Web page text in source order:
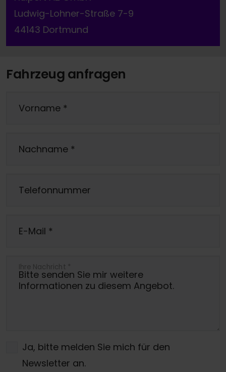
Ludwig-Lohner-Straße 7-9
44143 Dortmund
Fahrzeug anfragen
Vorname *
Nachname *
Telefonnummer
E-Mail *
Ihre Nachricht *
Ja, bitte melden Sie mich für den
Newsletter an.